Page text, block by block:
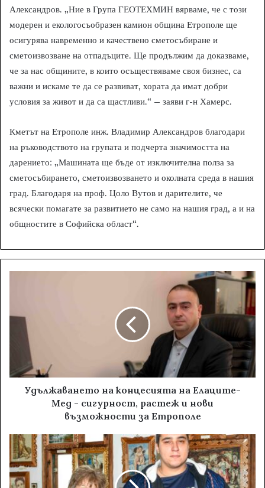
Александров. „Ние в Група ГЕОТЕХМИН вярваме, че с този
модерен и екологосъобразен камион община Етрополе ще
осигурява навременно и качествено сметосъбиране и
сметоизвозване на отпадъците. Ще продължим да доказваме,
че за нас общините, в които осъществяваме своя бизнес, са
важни и искаме те да се развиват, хората да имат добри
условия за живот и да са щастливи.“ – заяви г-н Хамерс.
Кметът на Етрополе инж. Владимир Александров благодари
на ръководството на групата и подчерта значимостта на
дарението: „Машината ще бъде от изключителна полза за
сметосъбирането, сметоизвозването и околната среда в нашия
град. Благодаря на проф. Цоло Вутов и дарителите, че
всячески помагате за развитието не само на нашия град, а и на
общностите в Софийска област“.
Удължаването на концесията на Елаците-
Мед - сигурност, растеж и нови
възможности за Етрополе